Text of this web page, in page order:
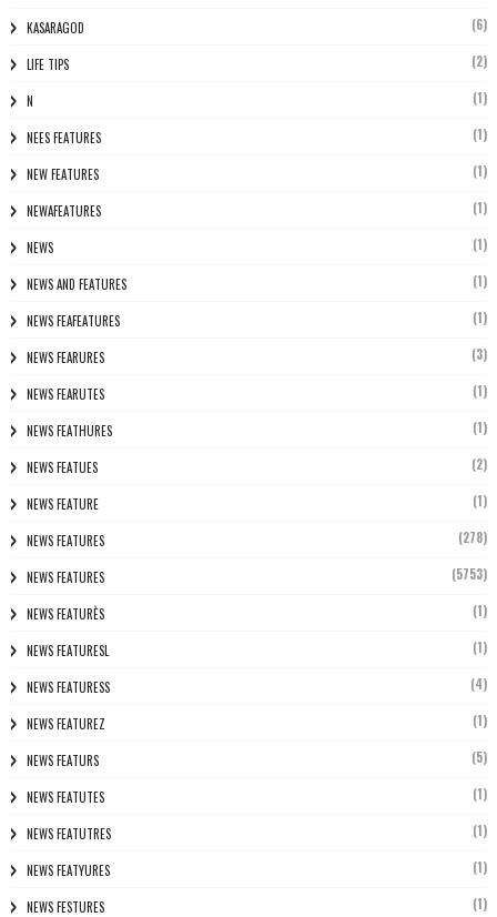
KASARAGOD (6)
LIFE TIPS (2)
N (1)
NEES FEATURES (1)
NEW FEATURES (1)
NEWAFEATURES (1)
NEWS (1)
NEWS AND FEATURES (1)
NEWS FEAFEATURES (1)
NEWS FEARURES (3)
NEWS FEARUTES (1)
NEWS FEATHURES (1)
NEWS FEATUES (2)
NEWS FEATURE (1)
NEWS FEATURES (278)
NEWS FEATURES (5753)
NEWS FEATURÈS (1)
NEWS FEATURESL (1)
NEWS FEATURESS (4)
NEWS FEATUREZ (1)
NEWS FEATURS (5)
NEWS FEATUTES (1)
NEWS FEATUTRES (1)
NEWS FEATYURES (1)
NEWS FESTURES (1)